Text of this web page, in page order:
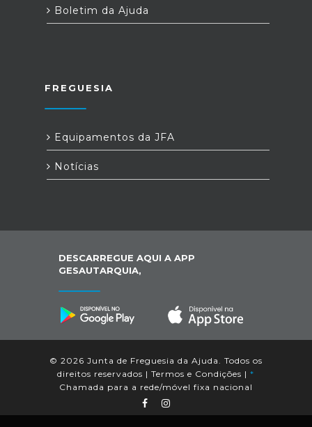
Boletim da Ajuda
FREGUESIA
Equipamentos da JFA
Notícias
DESCARREGUE AQUI A APP
GESAUTARQUIA,
© 2026 Junta de Freguesia da Ajuda. Todos os
direitos reservados | Termos e Condições | *
Chamada para a rede/móvel fixa nacional